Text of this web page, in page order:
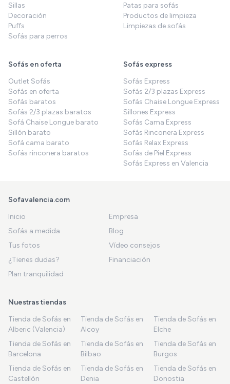
Sillas
Decoración
Puffs
Sofás para perros
Patas para sofás
Productos de limpieza
Limpiezas de sofás
Sofás en oferta
Outlet Sofás
Sofás en oferta
Sofás baratos
Sofás 2/3 plazas baratos
Sofá Chaise Longue barato
Sillón barato
Sofá cama barato
Sofás rinconera baratos
Sofás express
Sofás Express
Sofás 2/3 plazas Express
Sofás Chaise Longue Express
Sillones Express
Sofás Cama Express
Sofás Rinconera Express
Sofás Relax Express
Sofás de Piel Express
Sofás Express en Valencia
Sofavalencia.com
Inicio
Empresa
Sofás a medida
Blog
Tus fotos
Vídeo consejos
¿Tienes dudas?
Financiación
Plan tranquilidad
Nuestras tiendas
Tienda de Sofás en
Alberic (Valencia)
Tienda de Sofás en
Alcoy
Tienda de Sofás en
Elche
Tienda de Sofás en
Barcelona
Tienda de Sofás en
Bilbao
Tienda de Sofás en
Burgos
Tienda de Sofás en
Castellón
Tienda de Sofás en
Denia
Tienda de Sofás en
Donostia